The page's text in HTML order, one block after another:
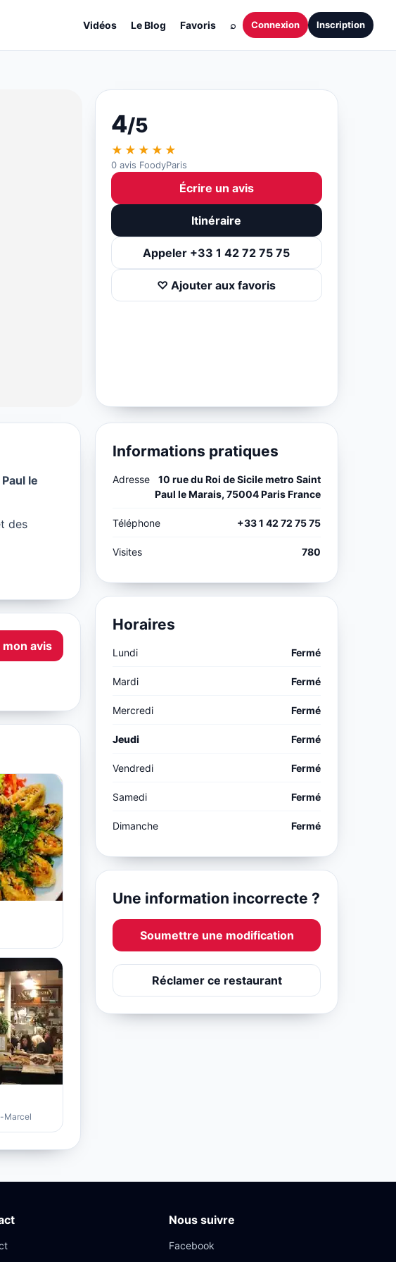
Vidéos Le Blog Favoris ⌕ Connexion Inscription
4/5
★★★★★
0 avis FoodyParis
Écrire un avis
Itinéraire
Appeler +33 1 42 72 75 75
♡ Ajouter aux favoris
le
des
avis
Marcel
Informations pratiques
Adresse
10 rue du Roi de Sicile metro Saint
Paul le Marais, 75004 Paris France
Téléphone +33 1 42 72 75 75
Visites 780
Horaires
Lundi Fermé
Mardi Fermé
Mercredi Fermé
Jeudi Fermé
Vendredi Fermé
Samedi Fermé
Dimanche Fermé
Une information incorrecte ?
Soumettre une modification
Réclamer ce restaurant
Nous suivre
Facebook